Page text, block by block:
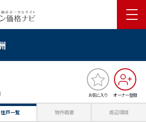
お気に入り オーナー登録
住戸一覧 物件概要 周辺環境